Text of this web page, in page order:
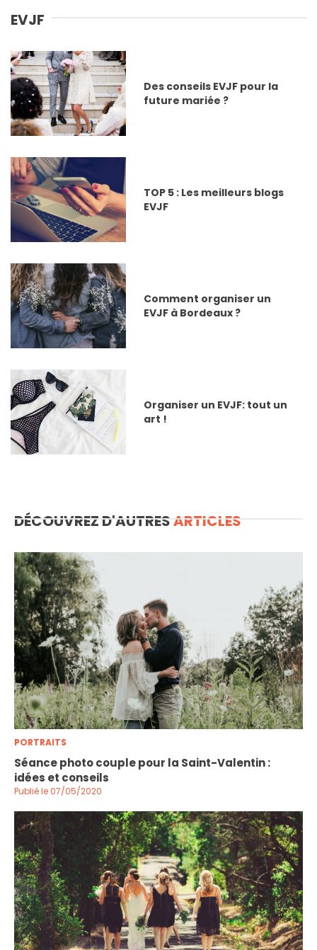
EVJF
Des conseils EVJF pour la
future mariée ?
TOP 5 : Les meilleurs blogs
EVJF
Comment organiser un
EVJF à Bordeaux ?
Organiser un EVJF: tout un
art !
DÉCOUVREZ D'AUTRESARTICLES
PORTRAITS
Séance photo couple pour la Saint-Valentin :
idées et conseils
Publié le 07/05/2020